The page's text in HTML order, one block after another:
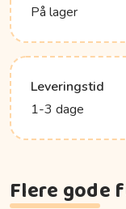
På lager
Leveringstid
1-3 dage
Flere gode